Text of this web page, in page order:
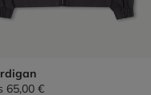
65,00 €